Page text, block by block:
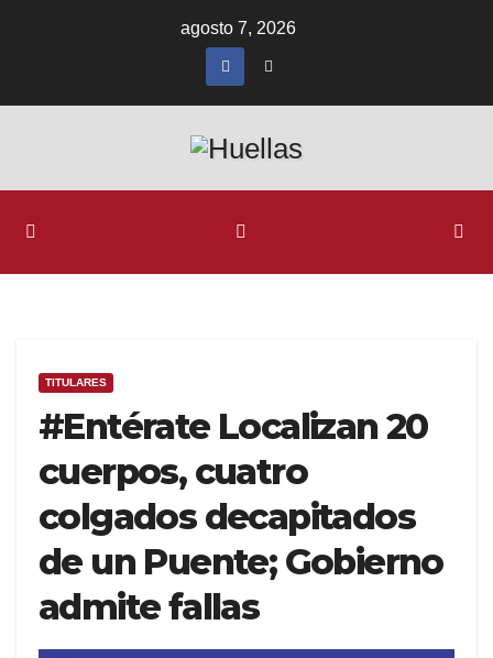
agosto 7, 2026
TITULARES
#Entérate Localizan 20
cuerpos, cuatro
colgados decapitados
de un Puente; Gobierno
admite fallas